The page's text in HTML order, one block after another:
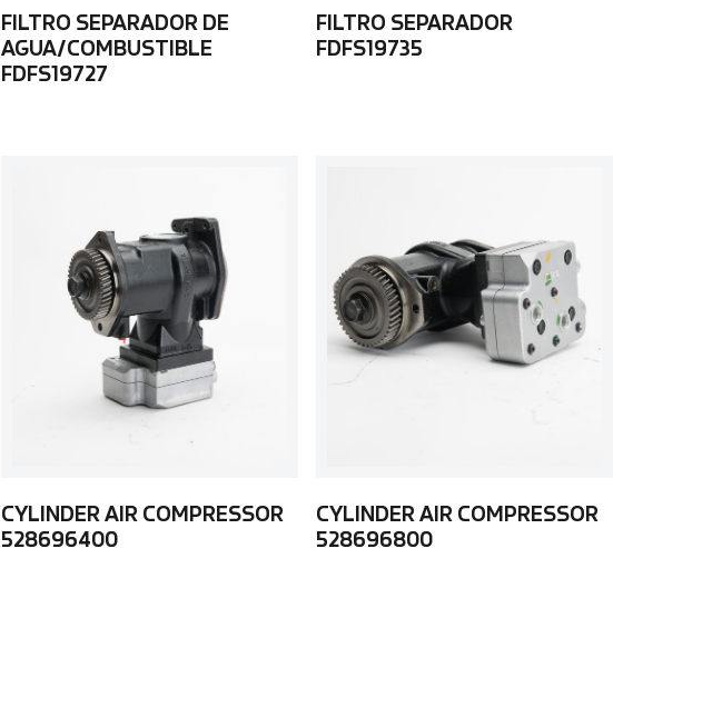
FILTRO SEPARADOR DE
AGUA/COMBUSTIBLE
FDFS19727
FILTRO SEPARADOR
FDFS19735
CYLINDER AIR COMPRESSOR
528696400
CYLINDER AIR COMPRESSOR
528696800